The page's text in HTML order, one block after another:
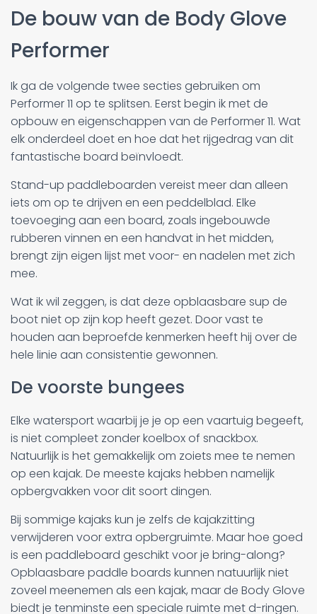
De bouw van de Body Glove
Performer
Ik ga de volgende twee secties gebruiken om
Performer 11 op te splitsen. Eerst begin ik met de
opbouw en eigenschappen van de Performer 11. Wat
elk onderdeel doet en hoe dat het rijgedrag van dit
fantastische board beïnvloedt.
Stand-up paddleboarden vereist meer dan alleen
iets om op te drijven en een peddelblad. Elke
toevoeging aan een board, zoals ingebouwde
rubberen vinnen en een handvat in het midden,
brengt zijn eigen lijst met voor- en nadelen met zich
mee.
Wat ik wil zeggen, is dat deze opblaasbare sup de
boot niet op zijn kop heeft gezet. Door vast te
houden aan beproefde kenmerken heeft hij over de
hele linie aan consistentie gewonnen.
De voorste bungees
Elke watersport waarbij je je op een vaartuig begeeft,
is niet compleet zonder koelbox of snackbox.
Natuurlijk is het gemakkelijk om zoiets mee te nemen
op een kajak. De meeste kajaks hebben namelijk
opbergvakken voor dit soort dingen.
Bij sommige kajaks kun je zelfs de kajakzitting
verwijderen voor extra opbergruimte. Maar hoe goed
is een paddleboard geschikt voor je bring-along?
Opblaasbare paddle boards kunnen natuurlijk niet
zoveel meenemen als een kajak, maar de Body Glove
biedt je tenminste een speciale ruimte met d-ringen.